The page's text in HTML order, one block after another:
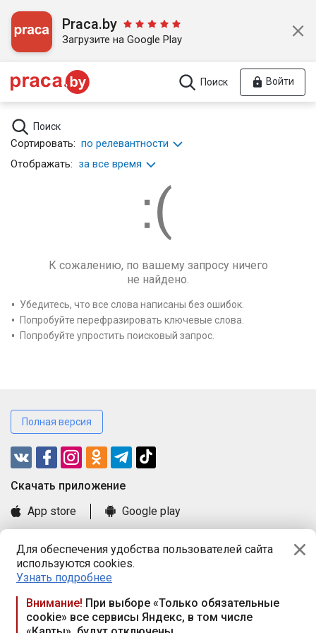
Для обеспечения удобства пользователей сайта
используются cookies.
Узнать подробнее
Внимание! При выборе «Только обязательные
cookie» все сервисы Яндекс, в том числе
Praca.by
Загрузите на Google Play
Поиск Войти
Поиск
Сортировать: по релевантности
Отображать: за все время
К сожалению, по вашему запросу ничего
не найдено.
Убедитесь, что все слова написаны без ошибок.
Попробуйте перефразировать ключевые слова.
Попробуйте упростить поисковый запрос.
Полная версия
Cкачать приложение
App store
Google play
Книга замечаний и предложений
Правила и документы
Praca.by © 2000—2026, ООО «ПРАЦА БАЙ»
Республика Беларусь, 220114, г. Минск, пр-т Независимости
117а, пом. № 9.